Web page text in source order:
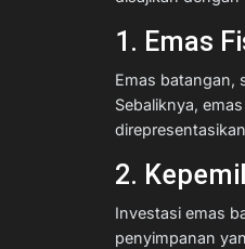
1. Emas
Emas batangan,
Sebaliknya,
2.
Investasi emas
penyimpanan